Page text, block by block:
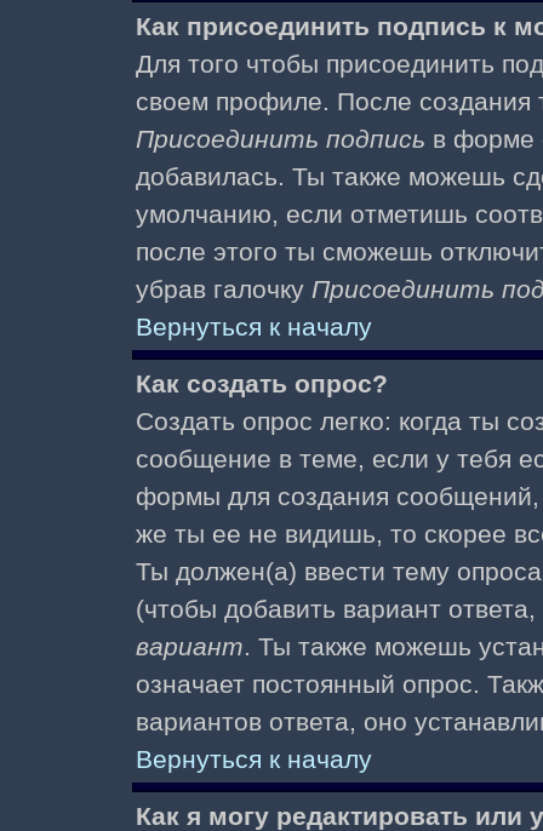
Как присоединить подпись к
Для того чтобы присоединить
своем профиле. После создания
Присоединить подпись в форме
добавилась. Ты также можешь
умолчанию, если отметишь
после этого ты сможешь
убрав галочку Присоединить
Вернуться к началу
Как создать опрос?
Создать опрос легко: когда ты
сообщение в теме, если у тебя
формы для создания
же ты ее не видишь, то скорее
Ты должен(а) ввести тему
(чтобы добавить вариант
вариант. Ты также можешь
означает постоянный опрос.
вариантов ответа, оно
Вернуться к началу
Как я могу редактировать или